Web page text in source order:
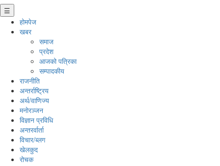
☰
होमपेज
खबर
समाज
प्रदेश
आजको पत्रिका
सम्पादकीय
राजनीति
अन्तर्राष्ट्रिय
अर्थ/वाणिज्य
मनाेरञ्जन
विज्ञान प्रविधि
अन्तरर्वार्ता
विचार/ब्लग
खेलकुद
रोचक